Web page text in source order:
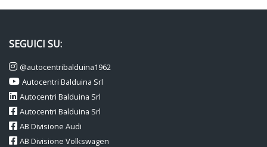
SEGUICI SU:
@autocentribalduina1962
Autocentri Balduina Srl
Autocentri Balduina Srl
Autocentri Balduina Srl
AB Divisione Audi
AB Divisione Volkswagen